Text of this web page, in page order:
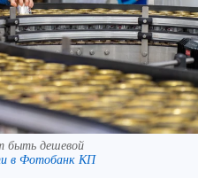
быть дешевой
в Фотобанк КП